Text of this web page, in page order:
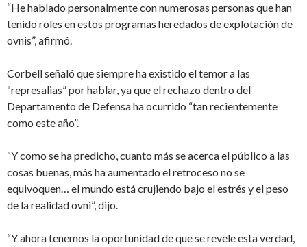
“He hablado personalmente con numerosas personas que han
tenido roles en estos programas heredados de explotación de
ovnis”, afirmó.
Corbell señaló que siempre ha existido el temor a las
“represalias” por hablar, ya que el rechazo dentro del
Departamento de Defensa ha ocurrido “tan recientemente
como este año”.
“Y como se ha predicho, cuanto más se acerca el público a las
cosas buenas, más ha aumentado el retroceso no se
equivoquen… el mundo está crujiendo bajo el estrés y el peso
de la realidad ovni”, dijo.
“Y ahora tenemos la oportunidad de que se revele esta verdad,